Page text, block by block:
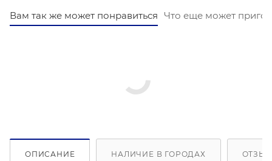
Вам так же может понравиться Что еще может
ОПИСАНИЕ НАЛИЧИЕ В ГОРОДАХ